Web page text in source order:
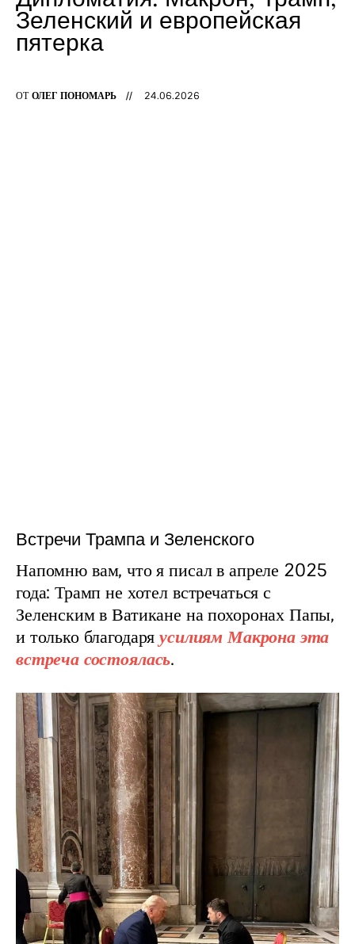
Блогеры
Война
Зеленский и европейская
пятерка
ОТ ОЛЕГ ПОНОМАРЬ 24.06.2026
Встречи Трампа и Зеленского
Напомню вам, что я писал в апреле 2025
года: Трамп не хотел встречаться с
Зеленским в Ватикане на похоронах Папы,
и только благодаря усилиям Макрона эта
встреча состоялась.